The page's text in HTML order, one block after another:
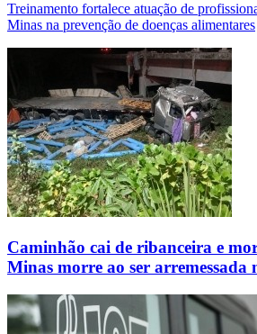
Treinamento fortalece atuação de
Minas na prevenção de doenças alimentares
Caminhão cai de ribanceira e
Minas morre ao ser arremessada